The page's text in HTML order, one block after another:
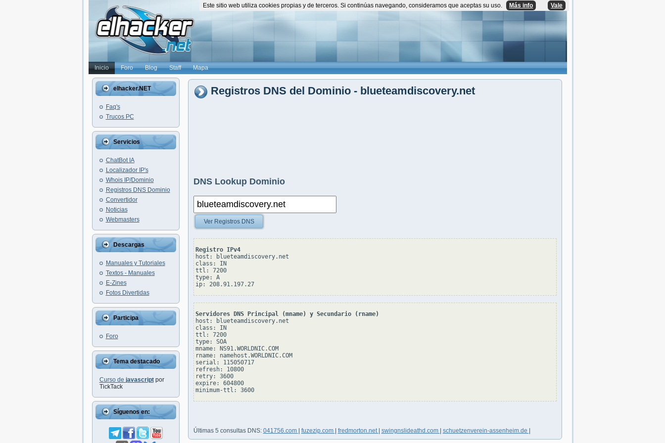
Inicio Foro Blog Staff Mapa
elhacker.NET
Faq's
Trucos PC
Servicios
ChatBot IA
Localizador IP's
Whois IP/Dominio
Registros DNS Dominio
Convertidor
Noticias
Webmasters
Descargas
Manuales y Tutoriales
Textos - Manuales
E-Zines
Fotos Divertidas
Participa
Foro
Tema destacado
Curso de javascriptpor
TickTack
Síguenos en:
Registros DNS del Dominio - blueteamdiscovery.net
DNS Lookup Dominio
Ver Registros DNS
Registro IPv4
host: blueteamdiscovery.net
class: IN
ttl: 7200
type: A
ip: 208.91.197.27
Servidores DNS Principal (mname) y Secundario (rname)
host: blueteamdiscovery.net
class: IN
ttl: 7200
type: SOA
mname: NS91.WORLDNIC.COM
rname: namehost.WORLDNIC.COM
serial: 115050717
refresh: 10800
retry: 3600
expire: 604800
minimum-ttl: 3600
Últimas 5 consultas DNS: 041756.com fuzezip.com fredmorton.net swingnslideathd.com schuetzenverein-assenheim.de
Este sitio web utiliza cookies propias y de terceros. Si continúas navegando, consideramos que aceptas su uso. Más info Vale